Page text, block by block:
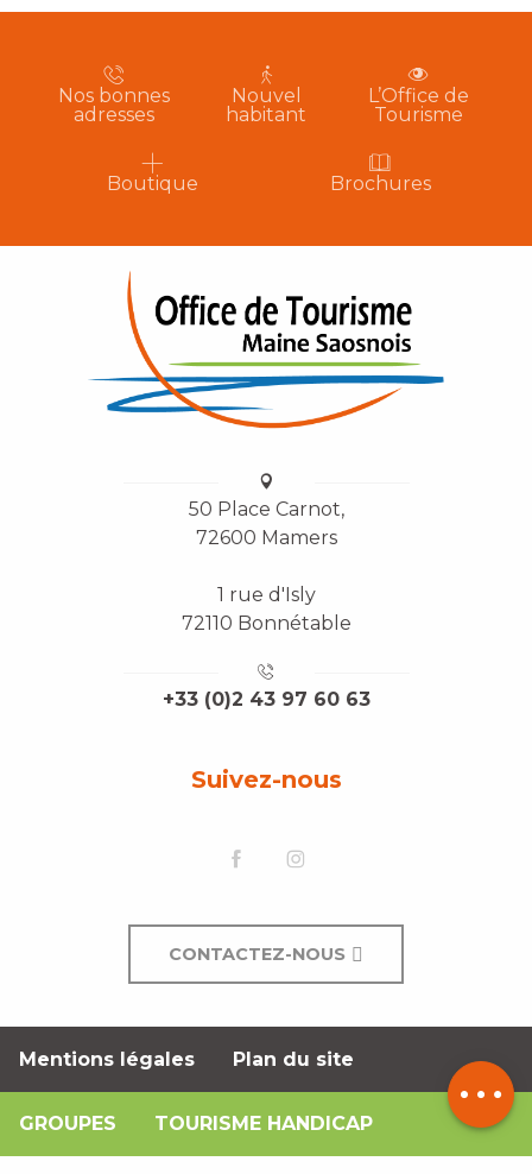
par email
Nos bonnes
adresses
Nouvel
habitant
L’Office de
Tourisme
Boutique Brochures
50 Place Carnot,
72600 Mamers
1 rue d'Isly
72110 Bonnétable
+33 (0)2 43 97 60 63
Suivez-nous
CONTACTEZ-NOUS
Mentions légales Plan du site
GROUPES TOURISME HANDICAP